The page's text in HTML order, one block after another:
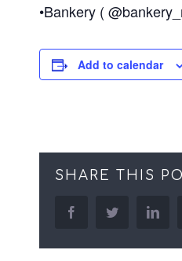
•Bankery (
Add to calendar
SHARE THIS
facebooktwitter